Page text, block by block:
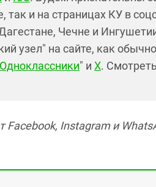
и на страницах КУ в
Чечне и
узел" на сайте, как
Одноклассники" и X.
Facebook, Instagram и